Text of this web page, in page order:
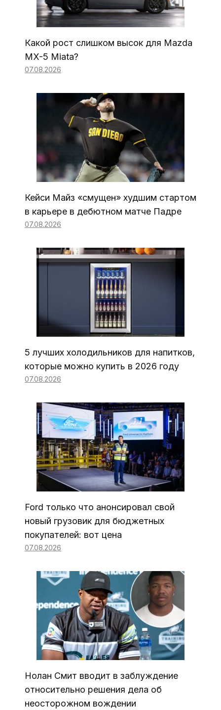
Какой рост слишком высок для Mazda
MX-5 Miata?
07.08.2026
Кейси Майз «смущен» худшим стартом
в карьере в дебютном матче Падре
07.08.2026
5 лучших холодильников для напитков,
которые можно купить в 2026 году
07.08.2026
Ford только что анонсировал свой
новый грузовик для бюджетных
покупателей: вот цена
07.08.2026
Нолан Смит вводит в заблуждение
относительно решения дела об
неосторожном вождении